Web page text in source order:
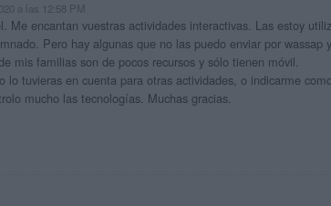
a las 12:58 PM
Me encantan vuestras actividades interactivas. Las estoy
Pero hay algunas que no las puedo enviar por wassap
mis familias son de pocos recursos y sólo tienen móvil.
lo tuvieras en cuenta para otras actividades, o indicarme
mucho las tecnologías. Muchas gracias.